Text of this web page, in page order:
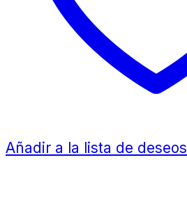
Añadir a la lista de deseos